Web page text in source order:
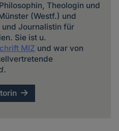
Theologin und
(Westf.) und
Journalistin für
Sie ist u.
MIZ und war von
.